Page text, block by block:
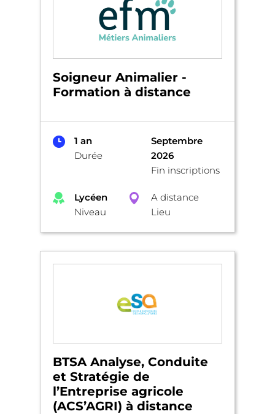
Soigneur Animalier -
Formation à distance
1 an
Durée
Septembre
2026
Fin inscriptions
Lycéen
Niveau
A distance
Lieu
BTSA Analyse, Conduite
et Stratégie de
l’Entreprise agricole
(ACS’AGRI) à distance